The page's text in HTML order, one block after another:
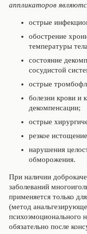
аппликаторов
острые
обострение
температуры
состояние
сосудистой
острые
болезни крови и
декомпенсации;
острые
резкое
нарушения
обморожения.
При наличии
заболеваний
применяется только
(метод
психоэмоционального
обязательно после